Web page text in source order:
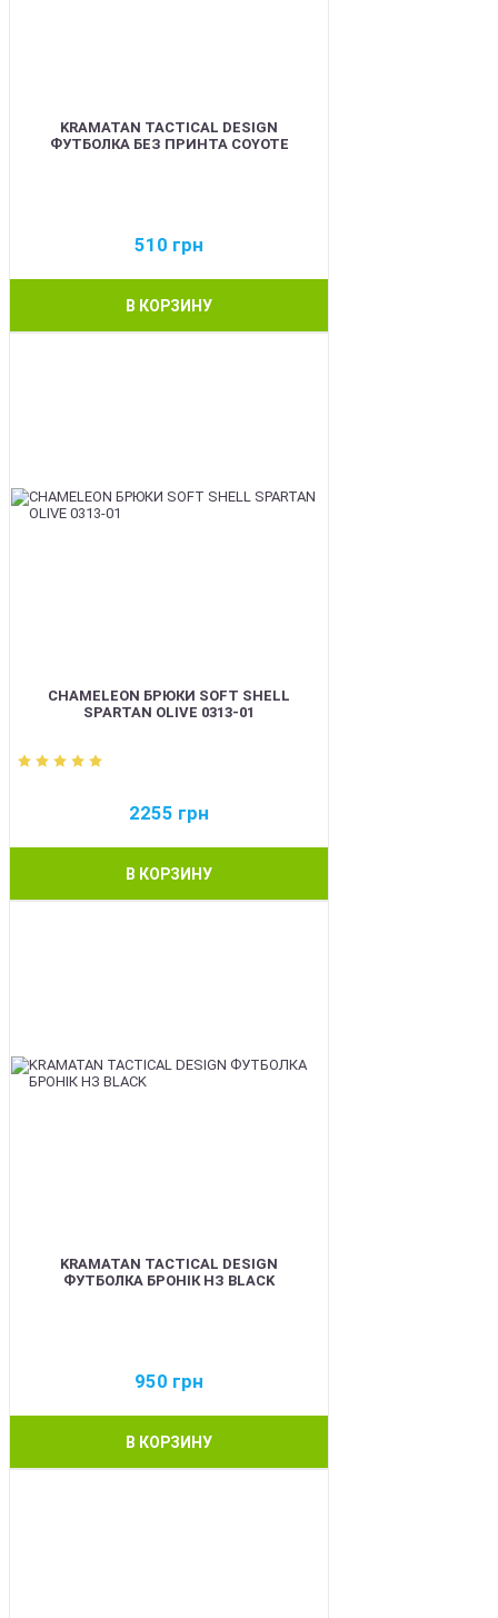
KRAMATAN TACTICAL DESIGN
ФУТБОЛКА БЕЗ ПРИНТА COYOTE
510 грн
В КОРЗИНУ
CHAMELEON БРЮКИ SOFT SHELL
SPARTAN OLIVE 0313-01
2255 грн
В КОРЗИНУ
KRAMATAN TACTICAL DESIGN
ФУТБОЛКА БРОНІК НЗ BLACK
950 грн
В КОРЗИНУ